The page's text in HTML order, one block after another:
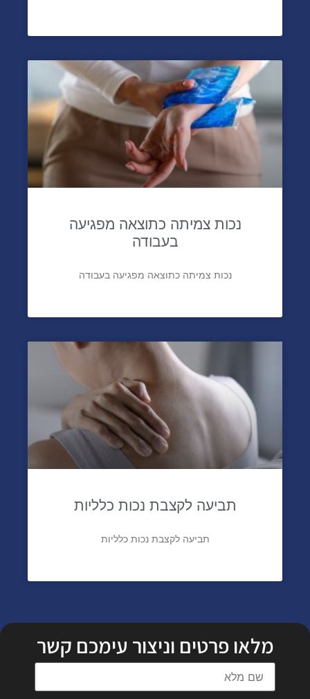
נכות צמיתה כתוצאה מפגיעה
בעבודה
נכות צמיתה כתוצאה מפגיעה בעבודה
תביעה לקצבת נכות כלליות
תביעה לקצבת נכות כלליות
מלאו פרטים וניצור עימכם קשר